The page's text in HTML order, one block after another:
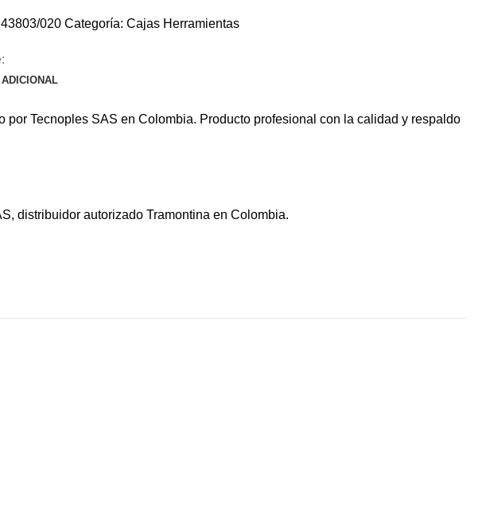
020
43803/020 Categoría: Cajas Herramientas
ADICIONAL
por Tecnoples SAS en Colombia. Producto profesional con la calidad y respaldo
distribuidor autorizado Tramontina en Colombia.